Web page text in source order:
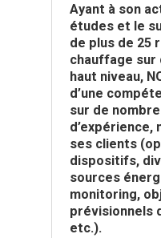
Ayant à son
études et le
de plus de 25
chauffage sur
haut niveau,
d’une
sur de
d’expérience,
ses clients
dispositifs,
sources
monitoring,
prévisionnels
etc.).